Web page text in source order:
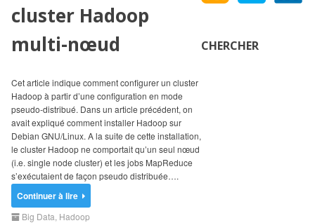
cluster Hadoop
multi-nœud
Cet article indique comment configurer un cluster
Hadoop à partir d’une configuration en mode
pseudo-distribué. Dans un article précédent, on
avait expliqué comment installer Hadoop sur
Debian GNU/Linux. A la suite de cette installation,
le cluster Hadoop ne comportait qu’un seul nœud
(i.e. single node cluster) et les jobs MapReduce
s’exécutaient de façon pseudo distribuée….
Continuer à lire
Big Data Hadoop
CHERCHER